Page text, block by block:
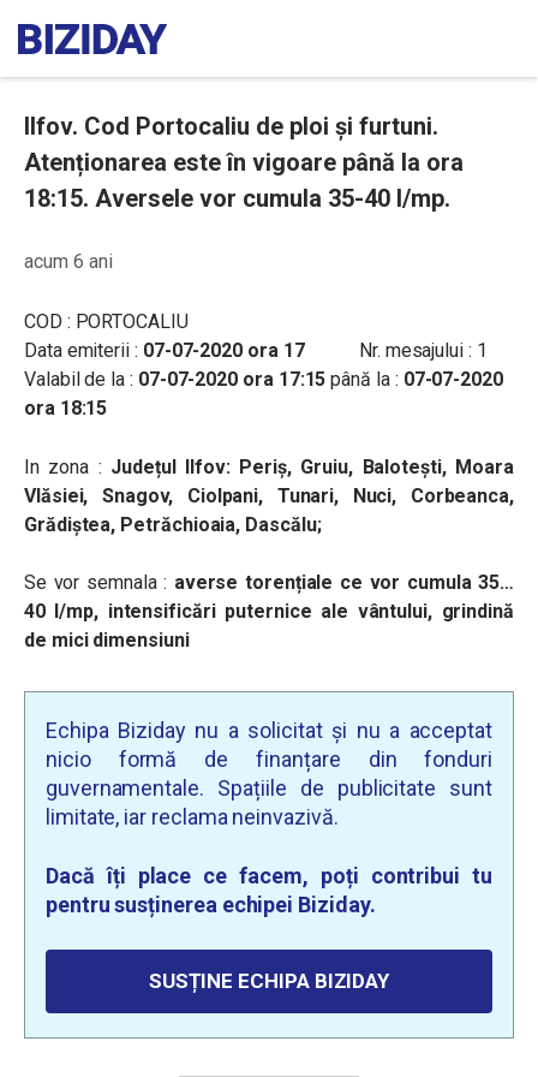
Ilfov. Cod Portocaliu de ploi și furtuni.
Atenționarea este în vigoare până la ora
18:15. Aversele vor cumula 35-40 l/mp.
acum 6 ani
COD : PORTOCALIU
Data emiterii : 07-07-2020 ora 17
Nr. mesajului : 1
Valabil de la : 07-07-2020 ora 17:15 până la : 07-07-2020
ora 18:15
In zona : Județul Ilfov: Periș, Gruiu, Balotești, Moara
Vlăsiei, Snagov, Ciolpani, Tunari, Nuci, Corbeanca,
Grădiștea, Petrăchioaia, Dascălu;
Se vor semnala : averse torențiale ce vor cumula 35…
40 l/mp, intensificări puternice ale vântului, grindină
de mici dimensiuni
Echipa Biziday nu a solicitat și nu a acceptat
nicio formă de finanțare din fonduri
guvernamentale. Spațiile de publicitate sunt
limitate, iar reclama neinvazivă.
Dacă îți place ce facem, poți contribui tu
pentru susținerea echipei Biziday.
SUSȚINE ECHIPA BIZIDAY